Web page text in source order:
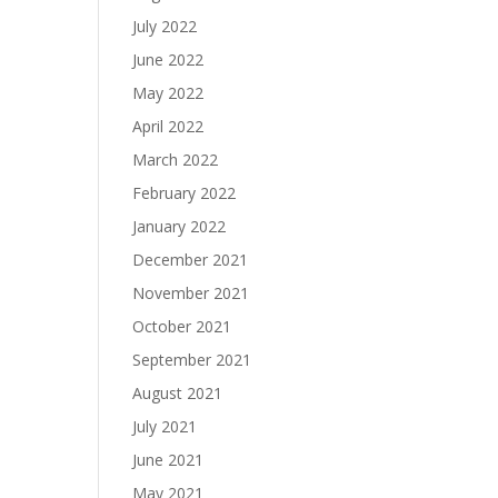
July 2022
June 2022
May 2022
April 2022
March 2022
February 2022
January 2022
December 2021
November 2021
October 2021
September 2021
August 2021
July 2021
June 2021
May 2021